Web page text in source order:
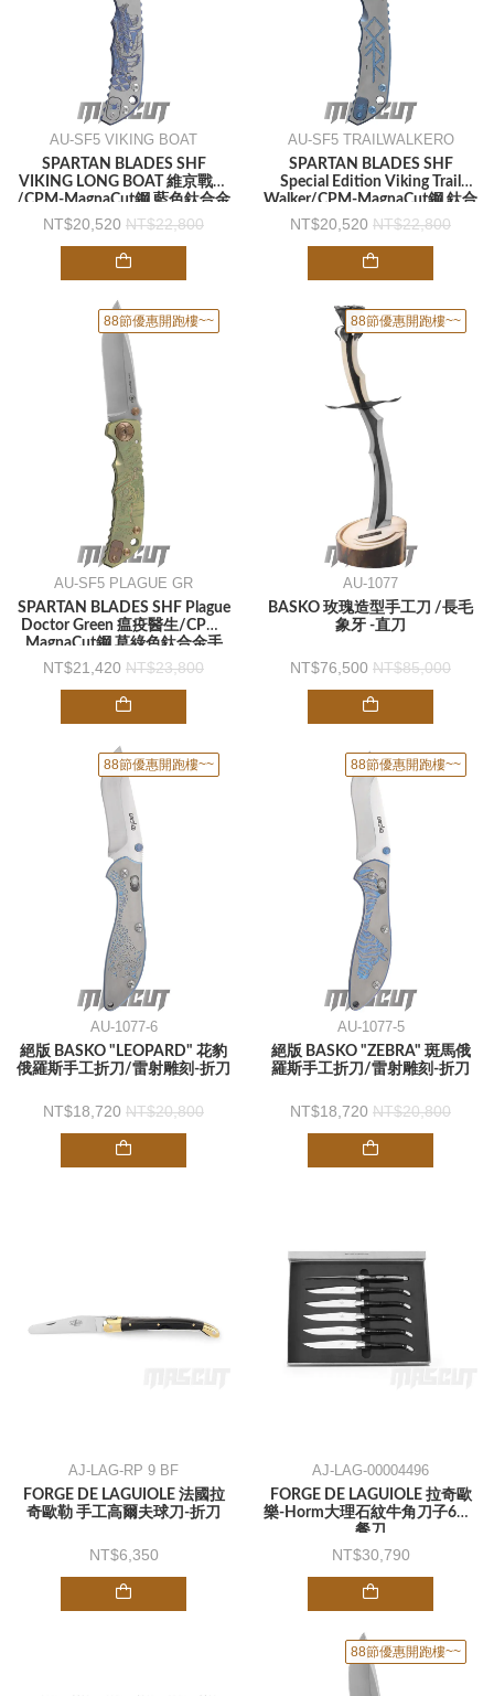
AU-SF5 VIKING BOAT
SPARTAN BLADES SHF
VIKING LONG BOAT 維京戰船
/CPM-MagnaCut鋼 藍色鈦合金
手柄-折刀
20,520 22,800
AU-SF5 TRAILWALKERO
SPARTAN BLADES SHF
Special Edition Viking Trail
Walker/CPM-MagnaCut鋼 鈦合
金手柄-折刀
20,520 22,800
88節優惠開跑樓~~
AU-SF5 PLAGUE GR
SPARTAN BLADES SHF Plague
Doctor Green 瘟疫醫生/CPM-
MagnaCut鋼 草綠色鈦合金手
柄-折刀
21,420 23,800
88節優惠開跑樓~~
AU-1077
BASKO 玫瑰造型手工刀 /長毛
象牙 -直刀
76,500 85,000
88節優惠開跑樓~~
AU-1077-6
絕版 BASKO "LEOPARD" 花豹
俄羅斯手工折刀/雷射雕刻-折刀
18,720 20,800
88節優惠開跑樓~~
AU-1077-5
絕版 BASKO "ZEBRA" 斑馬俄
羅斯手工折刀/雷射雕刻-折刀
18,720 20,800
AJ-LAG-RP 9 BF
FORGE DE LAGUIOLE 法國拉
奇歐勒 手工高爾夫球刀-折刀
6,350
AJ-LAG-00004496
FORGE DE LAGUIOLE 拉奇歐
樂-Horm大理石紋牛角刀子6入-
餐刀
30,790
88節優惠開跑樓~~